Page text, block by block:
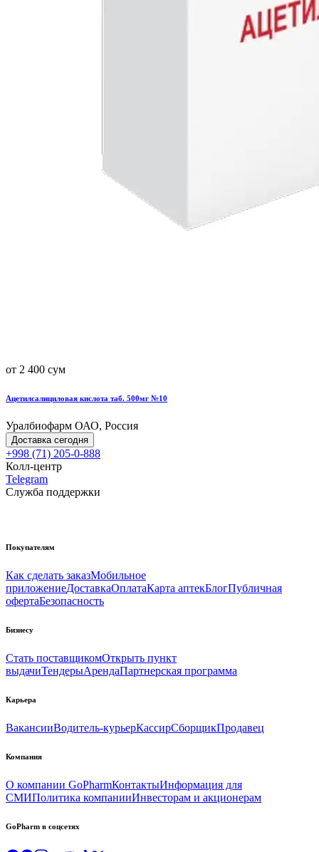
от 2 400 сум
Ацетилсалициловая кислота таб. 500мг №10
Уралбиофарм ОАО, Россия
Доставка сегодня
+998 (71) 205-0-888
Колл-центр
Telegram
Служба поддержки
Покупателям
Как сделать заказМобильное
приложениеДоставкаОплатаКарта аптекБлогПубличная
офертаБезопасность
Бизнесу
Стать поставщикомОткрыть пункт
выдачиТендерыАрендаПартнерская программа
Карьера
ВакансииВодитель-курьерКассирСборщикПродавец
Компания
О компании GoPharmКонтактыИнформация для
СМИПолитика компанииИнвесторам и акционерам
GoPharm в соцсетях